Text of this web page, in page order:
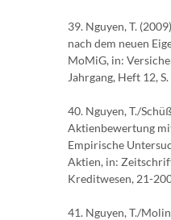
39. Nguyen, T.
nach dem neuen
MoMiG, in:
Jahrgang, Heft 12,
40. Nguyen, T./
Aktienbewertung
Empirische
Aktien, in:
Kreditwesen, 21-
41. Nguyen, T./